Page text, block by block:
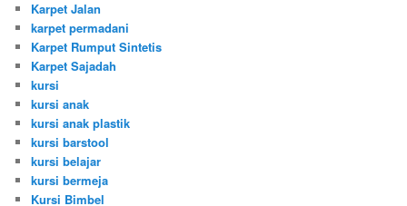
Karpet Jalan
karpet permadani
Karpet Rumput Sintetis
Karpet Sajadah
kursi
kursi anak
kursi anak plastik
kursi barstool
kursi belajar
kursi bermeja
Kursi Bimbel